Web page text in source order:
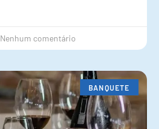
Nenhum comentário
BANQUETE